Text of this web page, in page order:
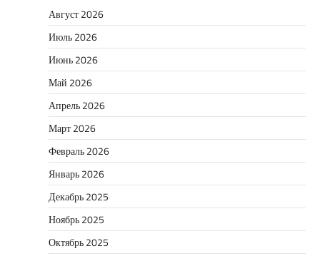
Август 2026
Июль 2026
Июнь 2026
Май 2026
Апрель 2026
Март 2026
Февраль 2026
Январь 2026
Декабрь 2025
Ноябрь 2025
Октябрь 2025